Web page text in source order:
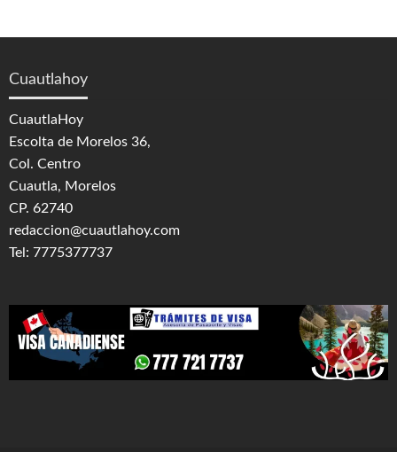
Cuautlahoy
CuautlaHoy
Escolta de Morelos 36,
Col. Centro
Cuautla, Morelos
CP. 62740
redaccion@cuautlahoy.com
Tel: 7775377737